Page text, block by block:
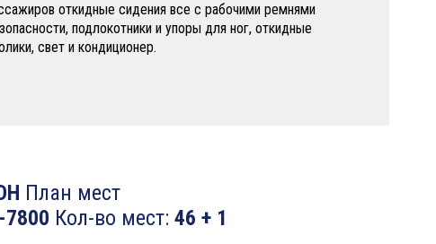
откидные сидения все с рабочими ремнями
подлокотники и упоры для ног, откидные
свет и кондиционер.
План мест
7800 Кол-во мест: 46 + 1